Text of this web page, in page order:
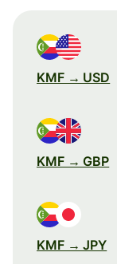
KMF → USD
KMF → GBP
KMF → JPY